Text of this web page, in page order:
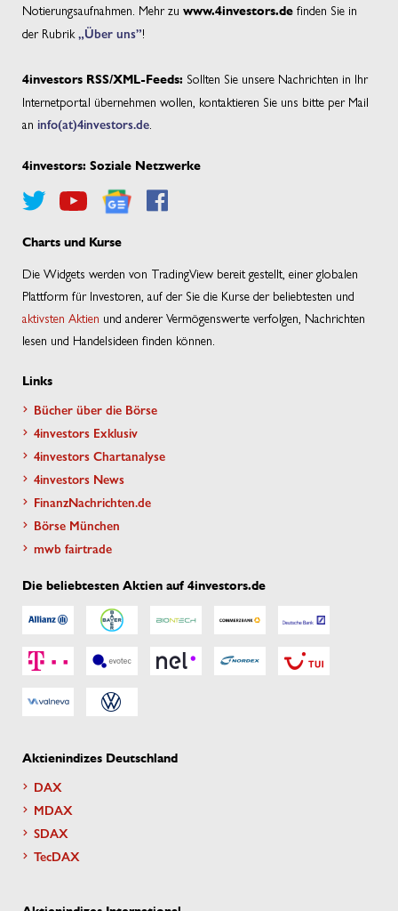
Notierungsaufnahmen. Mehr zu www.4investors.de finden Sie in
der Rubrik„Über uns”!
4investors RSS/XML-Feeds: Sollten Sie unsere Nachrichten in Ihr
Internetportal übernehmen wollen, kontaktieren Sie uns bitte per Mail
an info(at)4investors.de.
4investors: Soziale Netzwerke
Charts und Kurse
Die Widgets werden von TradingView bereit gestellt, einer globalen
Plattform für Investoren, auf der Sie die Kurse der beliebtesten und
aktivsten Aktien und anderer Vermögenswerte verfolgen, Nachrichten
lesen und Handelsideen finden können.
Links
Bücher über die Börse
4investors Exklusiv
4investors Chartanalyse
4investors News
FinanzNachrichten.de
Börse München
mwb fairtrade
Die beliebtesten Aktien auf 4investors.de
Aktienindizes Deutschland
DAX
MDAX
SDAX
TecDAX